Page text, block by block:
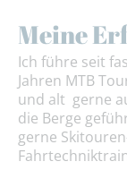
Meine
Ich führe seit
Jahren MTB
und alt gerne
die Berge
gerne